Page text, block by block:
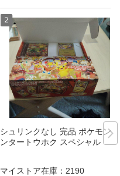
シュリンクなし 完品 ポケモンセ
ンタートウホク スペシャル
マイストア在庫： 2190